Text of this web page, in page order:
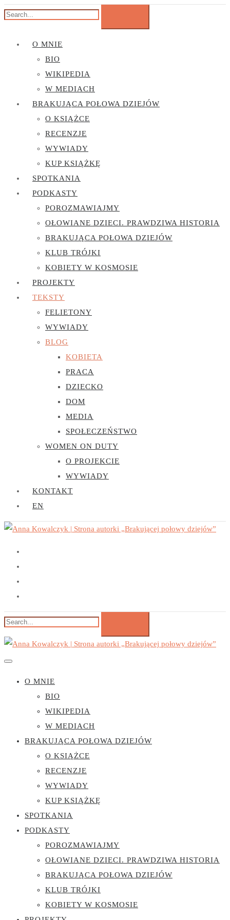
O MNIE
BIO
WIKIPEDIA
W MEDIACH
BRAKUJĄCA POŁOWA DZIEJÓW
O KSIĄŻCE
RECENZJE
WYWIADY
KUP KSIĄŻKĘ
SPOTKANIA
PODKASTY
POROZMAWIAJMY
OŁOWIANE DZIECI. PRAWDZIWA HISTORIA
BRAKUJĄCA POŁOWA DZIEJÓW
KLUB TRÓJKI
KOBIETY W KOSMOSIE
PROJEKTY
TEKSTY
FELIETONY
WYWIADY
BLOG
KOBIETA
PRACA
DZIECKO
DOM
MEDIA
SPOŁECZEŃSTWO
WOMEN ON DUTY
O PROJEKCIE
WYWIADY
KONTAKT
EN
O MNIE
BIO
WIKIPEDIA
W MEDIACH
BRAKUJĄCA POŁOWA DZIEJÓW
O KSIĄŻCE
RECENZJE
WYWIADY
KUP KSIĄŻKĘ
SPOTKANIA
PODKASTY
POROZMAWIAJMY
OŁOWIANE DZIECI. PRAWDZIWA HISTORIA
BRAKUJĄCA POŁOWA DZIEJÓW
KLUB TRÓJKI
KOBIETY W KOSMOSIE